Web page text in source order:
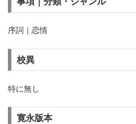
序詞｜恋情
校異
特に無し
寛永版本